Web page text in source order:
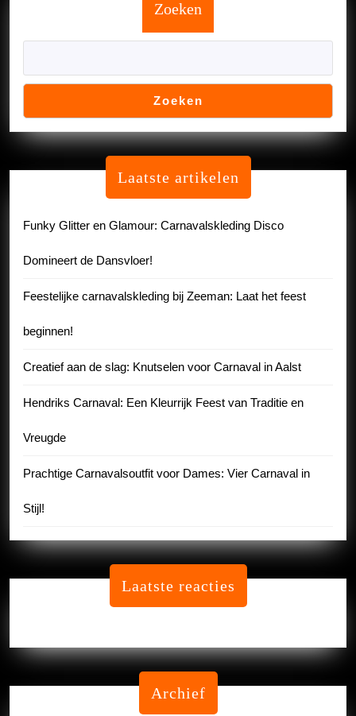
Zoeken
Zoeken
Laatste artikelen
Funky Glitter en Glamour: Carnavalskleding Disco
Domineert de Dansvloer!
Feestelijke carnavalskleding bij Zeeman: Laat het feest
beginnen!
Creatief aan de slag: Knutselen voor Carnaval in Aalst
Hendriks Carnaval: Een Kleurrijk Feest van Traditie en
Vreugde
Prachtige Carnavalsoutfit voor Dames: Vier Carnaval in
Stijl!
Laatste reacties
Archief